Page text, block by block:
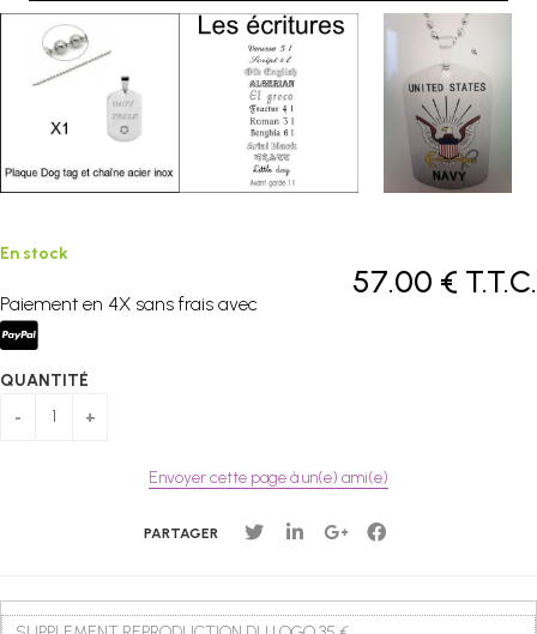
57.00 € T.T.C.
En stock
Paiement en 4X sans frais avec
QUANTITÉ
Envoyer cette page à un(e) ami(e)
PARTAGER